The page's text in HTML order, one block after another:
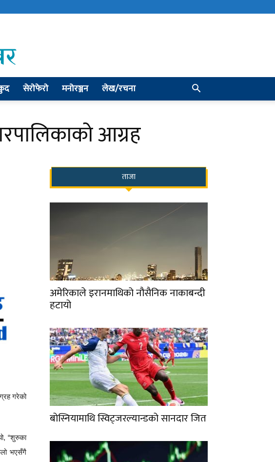
सेराेफेराे मनोरञ्जन लेख/रचना
आग्रह
गरेको
“शुरुका
भएसँगै
ताजा
अमेरिकाले इरानमाथिको नौसैनिक नाकाबन्दी
हटायो
बोस्नियामाथि स्विट्जरल्यान्डको सानदार जित